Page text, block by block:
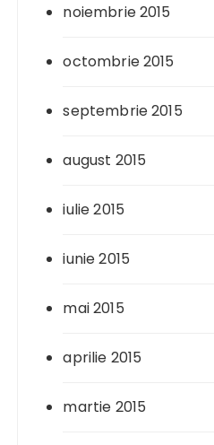
noiembrie 2015
octombrie 2015
septembrie 2015
august 2015
iulie 2015
iunie 2015
mai 2015
aprilie 2015
martie 2015